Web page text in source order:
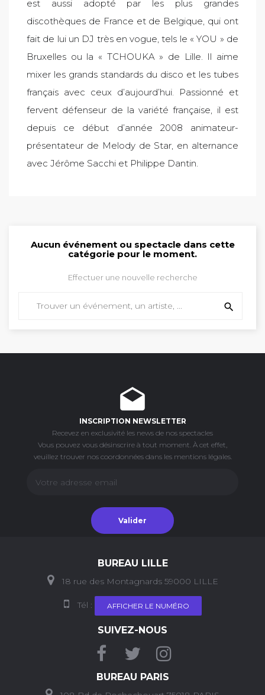
est aussi adopté par les plus grandes
discothèques de France et de Belgique, qui ont
fait de lui un DJ très en vogue, tels le « YOU » de
Bruxelles ou la « TCHOUKA » de Lille. Il aime
mixer les grands standards du disco et les tubes
français avec ceux d’aujourd’hui. Passionné et
fervent défenseur de la variété française, il est
depuis ce début d’année 2008 animateur-
présentateur de Melody de Star, en alternance
avec Jérôme Sacchi et Philippe Dantin.
Aucun événement ou spectacle dans cette
catégorie pour le moment.
Effectuer une nouvelle recherche

drafts
INSCRIPTION NEWSLETTER
Recevez en exclusivité les news de nos spectacles
Vous pouvez vous désinscrire à tout moment. À cet effet,
veuillez trouver nos coordonnées dans les mentions légales.
Valider
BUREAU LILLE
18 rue des Montagnards 59000 LILLE
Tél : AFFICHER LE NUMÉRO
SUIVEZ-NOUS
BUREAU PARIS